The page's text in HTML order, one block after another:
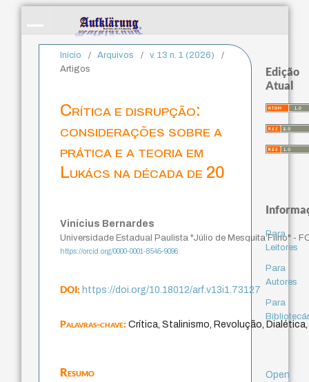
Início / Arquivos / v. 13 n. 1 (2026)
/
Artigos
Crítica e disrupção:
considerações sobre a
prática e a teoria em
Lukács na década de 20
Vinícius Bernardes
Universidade Estadual Paulista "Júlio de Mesquita Filho" -
https://orcid.org/0000-0001-8545-9096
DOI:https://doi.org/10.18012/arf.v13i1.73127
Palavras-chave:Crítica, Stalinismo, Revolução,
Resumo
Edição
Atual
Para
Leitores
Para
Autores
Para
Open